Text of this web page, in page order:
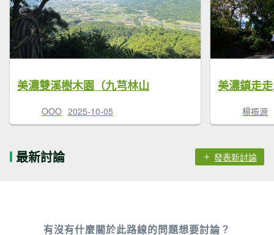
美濃雙溪樹木園（九芎林山
OOO 2025-10-05
美濃鎮走
楊振源
最新討論 發表新討論
有沒有什麼關於此路線的問題想要討論？